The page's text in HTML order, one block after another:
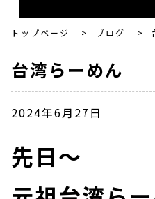
トップページ > ブログ >
台湾らーめん
2024年6月27日
先日～